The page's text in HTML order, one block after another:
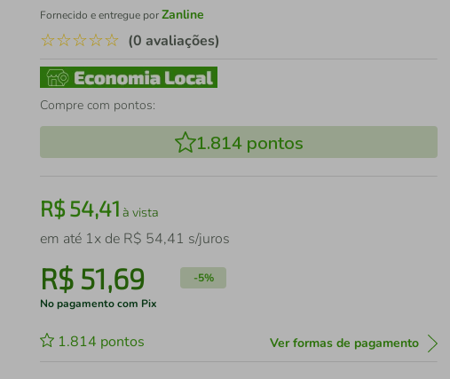
Fornecido e entregue porZanline
☆☆☆☆☆ (0 avaliações)
Compre com pontos:
1.814pontos
R$54,41 à vista
em até 1x de R$ 54,41 s/juros
R$ 51,69 -5%
No pagamento com Pix
1.814 pontos Ver formas de pagamento